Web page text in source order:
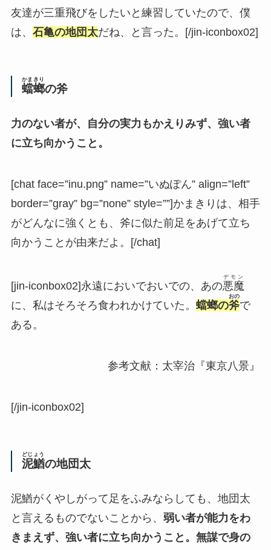
友達が三重飛びをしたいと練習していたので、僕
は、 石亀の地団太だね、と言った。[/jin-iconbox02]
蟷螂
かまきり
の斧
力のない者が、自分の実力もかえりみず、強い者
に立ち向かうこと。
[chat face=”inu.png” name=”いぬぽん” align=”left”
border=”gray” bg=”none” style=””]かまきりは、相手
がどんなに強くとも、斧に似た前足をあげて立ち
向かうことが由来だよ。[/chat]
[jin-iconbox02]永遠においでおいでの、あの悪魔
デモン
に、私はそろそろ食われかけていた。 蟷螂の斧
おの
で
ある。
参考文献：太宰治『東京八景』
[/jin-iconbox02]
泥鰌
どじょう
の地団太
泥鰌がくやしがって足をふみならしても、地団太
と言えるものでないことから、 弱い者が能力をわ
きまえず、強い者に立ち向かうこと。無謀で身の